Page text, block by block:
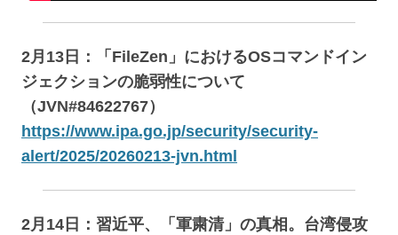
2月13日：「FileZen」におけるOSコマンドイン
ジェクションの脆弱性について
（JVN#84622767）
https://www.ipa.go.jp/security/security-
alert/2025/20260213-jvn.html
2月14日：習近平、「軍粛清」の真相。台湾侵攻